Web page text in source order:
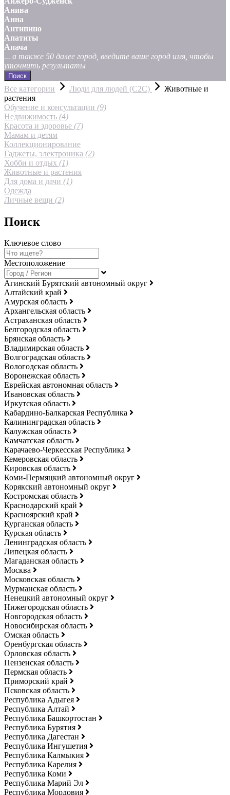
Анива
Анна
Антипино
Апатиты
Апача
... а также 50 далее город, введите ваше город имя, чтобы
уточнить результаты
Поиск
Все категории Люди для людей (С2С)
Животные и
растения
Обучение и консультации (9)
Недвижимость (4)
Красота и здоровье (7)
Мамам и детям
Коллекционирование
Гаджеты, электроника (2)
Хобби и отдых (1)
Животные и растения
Для дома и дачи (1)
Одежда
Личные вещи (2)
Поиск
Ключевое слово
Местоположение
Агинский Бурятский автономный округ
Алтайский край
Амурская область
Архангельская область
Астраханская область
Белгородская область
Брянская область
Владимирская область
Волгоградская область
Вологодская область
Воронежская область
Еврейская автономная область
Ивановская область
Иркутская область
Кабардино-Балкарская Республика
Калининградская область
Калужская область
Камчатская область
Карачаево-Черкесская Республика
Кемеровская область
Кировская область
Коми-Пермяцкий автономный округ
Корякский автономный округ
Костромская область
Краснодарский край
Красноярский край
Курганская область
Курская область
Ленинградская область
Липецкая область
Магаданская область
Москва
Московская область
Мурманская область
Ненецкий автономный округ
Нижегородская область
Новгородская область
Новосибирская область
Омская область
Оренбургская область
Орловская область
Пензенская область
Пермская область
Приморский край
Псковская область
Республика Адыгея
Республика Алтай
Республика Башкортостан
Республика Бурятия
Республика Дагестан
Республика Ингушетия
Республика Калмыкия
Республика Карелия
Республика Коми
Республика Марий Эл
Республика Мордовия